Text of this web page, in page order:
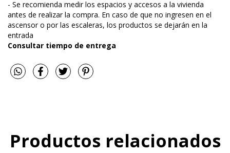
- Se recomienda medir los espacios y accesos a la vivienda
antes de realizar la compra. En caso de que no ingresen en el
ascensor o por las escaleras, los productos se dejarán en la
entrada
Consultar tiempo de entrega
Productos relacionados